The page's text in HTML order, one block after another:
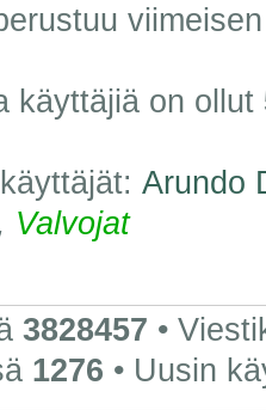
käyttäjiä on ollut
Arundo
Valvojat
3828457 •
1276 • Uusin